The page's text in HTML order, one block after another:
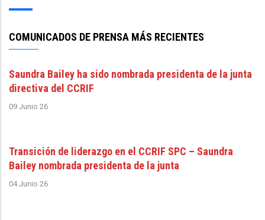
COMUNICADOS DE PRENSA MÁS RECIENTES
Saundra Bailey ha sido nombrada presidenta de la junta
directiva del CCRIF
09 Junio 26
Transición de liderazgo en el CCRIF SPC – Saundra
Bailey nombrada presidenta de la junta
04 Junio 26